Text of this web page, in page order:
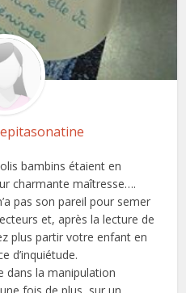
bambins étaient en
charmante maîtresse….
pas son pareil pour semer
et, après la lecture de
plus partir votre enfant en
d’inquiétude.
dans la manipulation